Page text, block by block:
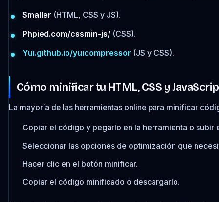
Smaller (HTML, CSS y JS).
Phpied.com/cssmin-js/(CSS).
Yui.github.io/yuicompressor (JS y CSS).
Cómo minificar tu HTML, CSS y
La mayoría de las herramientas online para minificar
Copiar el código y pegarlo en la herramienta o
Seleccionar las opciones de optimización que
Hacer clic en el botón minificar.
Copiar el código minificado o descargarlo.